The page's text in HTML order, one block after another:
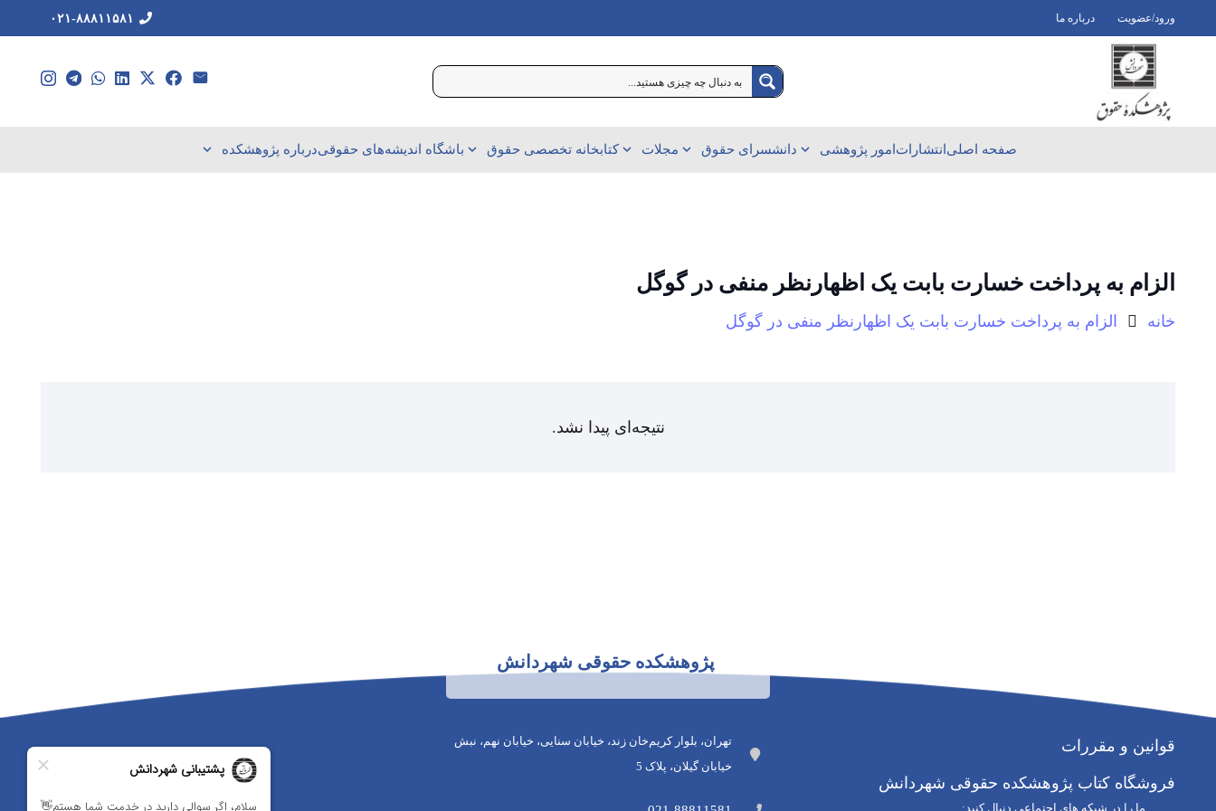
ورود/عضویت درباره ما ۰۲۱-۸۸۸۱۱۵۸۱
صفحه اصلی انتشارات امور پژوهشی دانشسرای حقوق مجلات کتابخانه‌ تخصصی حقوق باشگاه اندیشه‌های حقوقیدرباره پژوهشکده
الزام به پرداخت خسارت بابت یک اظهارنظر منفی در گوگل
خانه الزام به پرداخت خسارت بابت یک اظهارنظر منفی در گوگل
نتیجه‌ای پیدا نشد.
پژوهشکده حقوقی شهردانش
قوانین و مقررات
فروشگاه کتاب پژوهشکده حقوقی شهردانش
ما را در شبکه های اجتماعی دنبال کنید:
تهران، بلوار کریم‌خان زند، خیابان سنایی، خیابان نهم، نبش
خیابان گیلان، پلاک 5